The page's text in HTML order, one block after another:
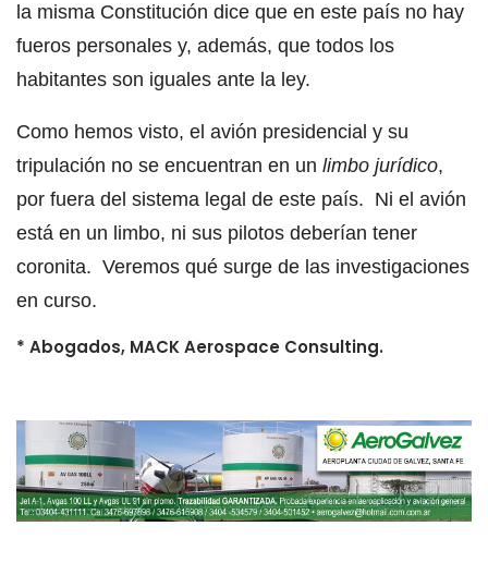
la misma Constitución dice que en este país no hay
fueros personales y, además, que todos los
habitantes son iguales ante la ley.
Como hemos visto, el avión presidencial y su
tripulación no se encuentran en un limbo jurídico,
por fuera del sistema legal de este país. Ni el avión
está en un limbo, ni sus pilotos deberían tener
coronita. Veremos qué surge de las investigaciones
en curso.
* Abogados, MACK Aerospace Consulting.